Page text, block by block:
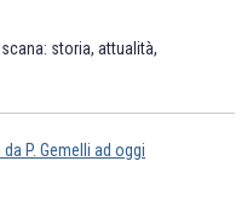
storia, attualità,
P. Gemelli ad oggi